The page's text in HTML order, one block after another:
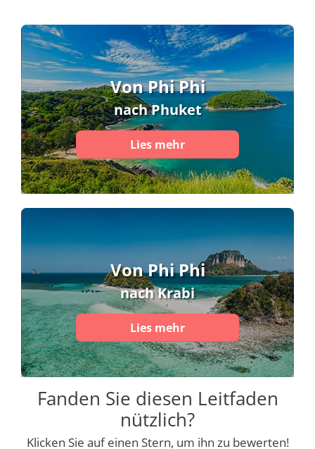
Von Phi Phi
nach Phuket
Lies mehr
Von Phi Phi
nach Krabi
Lies mehr
Fanden Sie diesen Leitfaden
nützlich?
Klicken Sie auf einen Stern, um ihn zu bewerten!